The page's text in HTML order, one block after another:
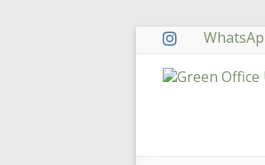
Zum
Inhalt
springen
Green